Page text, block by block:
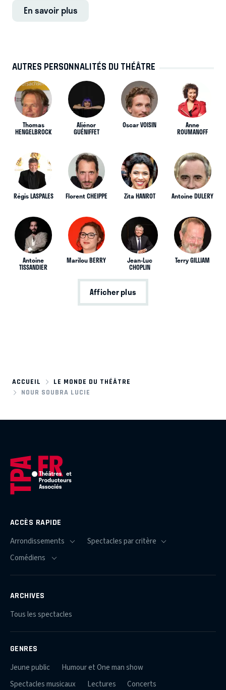
En savoir plus
AUTRES PERSONNALITÉS DU THÉÂTRE
Thomas
HENGELBROCK
Aliénor
GUÉNIFFET
Oscar VOISIN Anne
ROUMANOFF
Régis LASPALES Florent CHEIPPE Zita HANROT Antoine DULERY
Antoine
TISSANDIER
Marilou BERRY Jean-Luc
CHOPLIN
Terry GILLIAM
Afficher plus
ACCUEIL
LE MONDE DU THÉÂTRE
NOUR SOUBRA LUCIE
ACCÈS RAPIDE
ARCHIVES
Tous les spectacles
GENRES
Jeune public
Humour et One man show
Spectacles musicaux
Lectures
Concerts